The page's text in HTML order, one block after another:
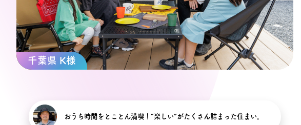
千葉県 K様
おうち時間をとことん満喫！“楽しい”がたくさん詰まった住まい。